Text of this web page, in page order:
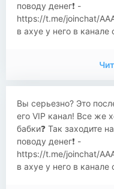
поводу денег❗️ -
https://t.me/joinchat/
в ахуе у него в
Вы серьезно? Это
его VIP канал! Все же
бабки❓ Так заходите
поводу денег❗️ -
https://t.me/joinchat/
в ахуе у него в